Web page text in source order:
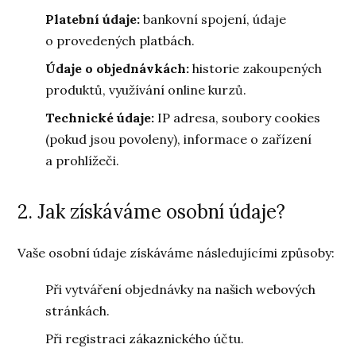
Platební údaje: bankovní spojení, údaje
o provedených platbách.
Údaje o objednávkách: historie zakoupených
produktů, využívání online kurzů.
Technické údaje: IP adresa, soubory cookies
(pokud jsou povoleny), informace o zařízení
a prohlížeči.
2. Jak získáváme osobní údaje?
Vaše osobní údaje získáváme následujícími způsoby:
Při vytváření objednávky na našich webových
stránkách.
Při registraci zákaznického účtu.